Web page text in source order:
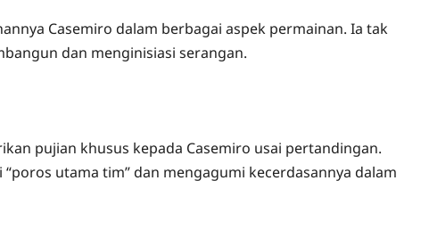
Casemiro dalam berbagai aspek permainan. Ia tak
dan menginisiasi serangan.
pujian khusus kepada Casemiro usai pertandingan.
utama tim” dan mengagumi kecerdasannya dalam